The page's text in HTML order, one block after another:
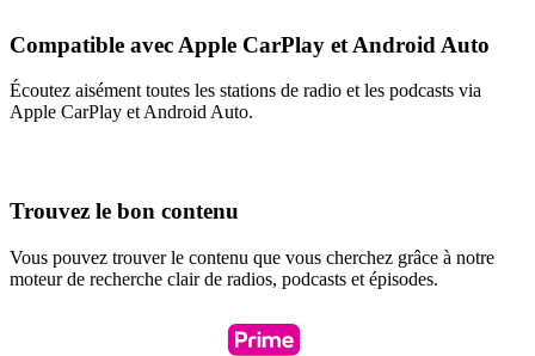
Compatible avec Apple CarPlay et Android Auto
Écoutez aisément toutes les stations de radio et les podcasts via
Apple CarPlay et Android Auto.
Trouvez le bon contenu
Vous pouvez trouver le contenu que vous cherchez grâce à notre
moteur de recherche clair de radios, podcasts et épisodes.